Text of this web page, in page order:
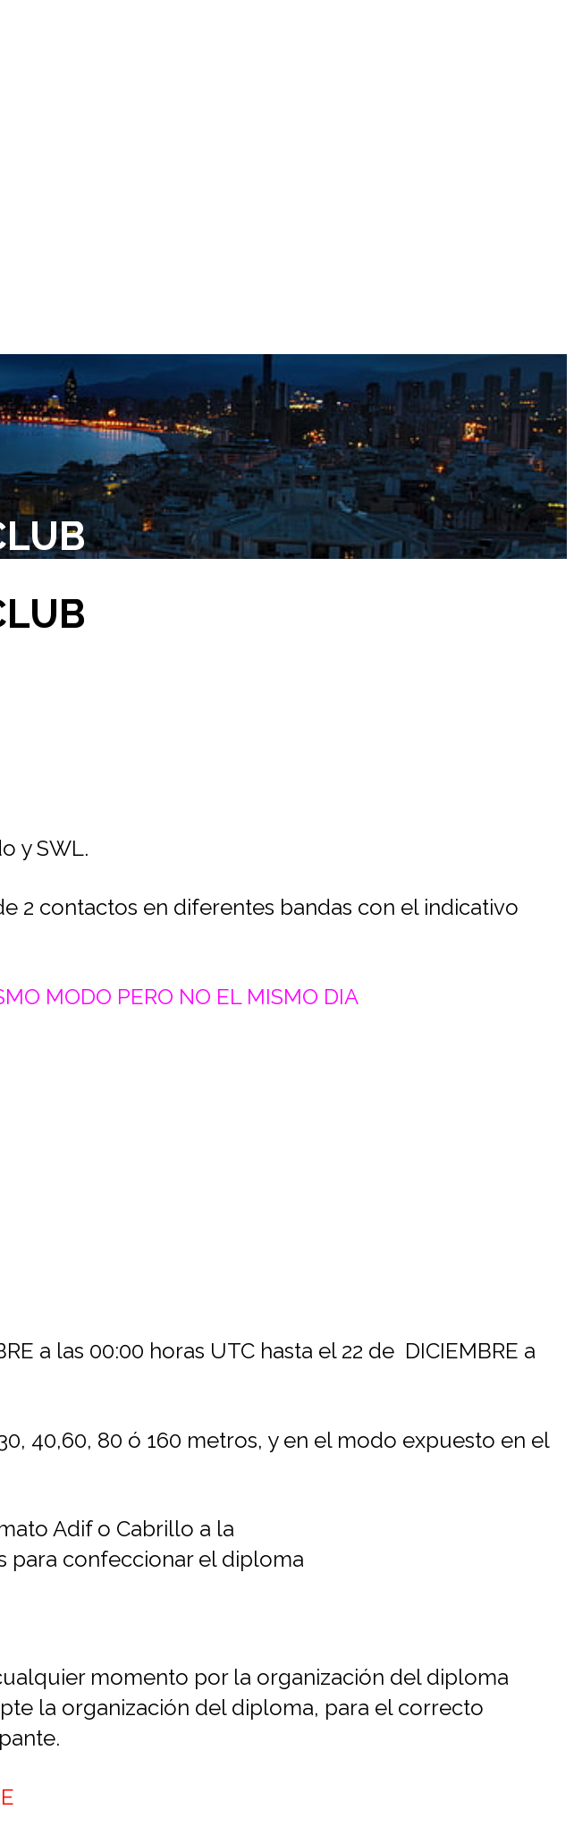
y SWL.
2 contactos en diferentes bandas con el indicativo
MODO PERO NO EL MISMO DIA
a las 00:00 horas UTC hasta el 22 de DICIEMBRE a
40,60, 80 ó 160 metros, y en el modo expuesto en el
Adif o Cabrillo a la
para confeccionar el diploma
momento por la organización del diploma
la organización del diploma, para el correcto